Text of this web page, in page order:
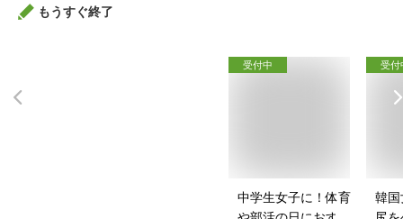
もうすぐ終了
受付中
中学生女子に！体育
受付
韓国